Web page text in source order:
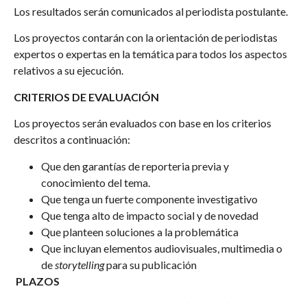
Los resultados serán comunicados al periodista postulante.
Los proyectos contarán con la orientación de periodistas
expertos o expertas en la temática para todos los aspectos
relativos a su ejecución.
CRITERIOS DE EVALUACIÓN
Los proyectos serán evaluados con base en los criterios
descritos a continuación:
Que den garantías de reporteria previa y
conocimiento del tema.
Que tenga un fuerte componente investigativo
Que tenga alto de impacto social y de novedad
Que planteen soluciones a la problemática
Que incluyan elementos audiovisuales, multimedia o
de storytellingpara su publicación
PLAZOS